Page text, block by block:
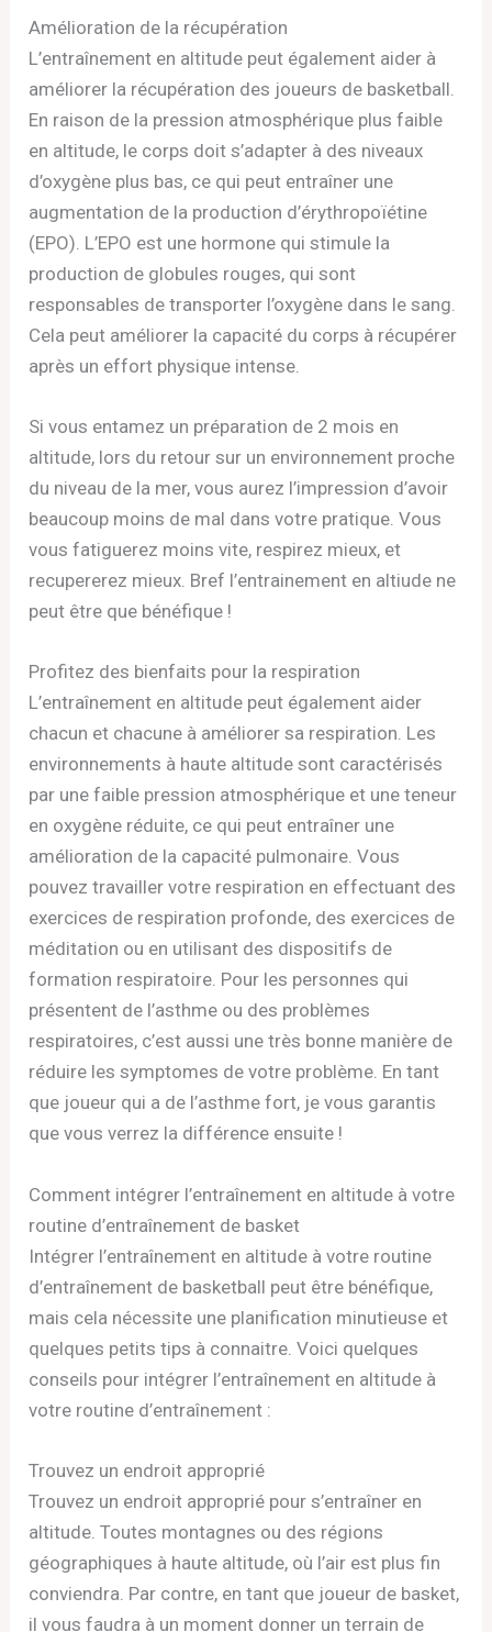
Amélioration de la récupération
L’entraînement en altitude peut également aider à
améliorer la récupération des joueurs de basketball.
En raison de la pression atmosphérique plus faible
en altitude, le corps doit s’adapter à des niveaux
d’oxygène plus bas, ce qui peut entraîner une
augmentation de la production d’érythropoïétine
(EPO). L’EPO est une hormone qui stimule la
production de globules rouges, qui sont
responsables de transporter l’oxygène dans le sang.
Cela peut améliorer la capacité du corps à récupérer
après un effort physique intense.
Si vous entamez un préparation de 2 mois en
altitude, lors du retour sur un environnement proche
du niveau de la mer, vous aurez l’impression d’avoir
beaucoup moins de mal dans votre pratique. Vous
vous fatiguerez moins vite, respirez mieux, et
recupererez mieux. Bref l’entrainement en altiude ne
peut être que bénéfique !
Profitez des bienfaits pour la respiration
L’entraînement en altitude peut également aider
chacun et chacune à améliorer sa respiration. Les
environnements à haute altitude sont caractérisés
par une faible pression atmosphérique et une teneur
en oxygène réduite, ce qui peut entraîner une
amélioration de la capacité pulmonaire. Vous
pouvez travailler votre respiration en effectuant des
exercices de respiration profonde, des exercices de
méditation ou en utilisant des dispositifs de
formation respiratoire. Pour les personnes qui
présentent de l’asthme ou des problèmes
respiratoires, c’est aussi une très bonne manière de
réduire les symptomes de votre problème. En tant
que joueur qui a de l’asthme fort, je vous garantis
que vous verrez la différence ensuite !
Comment intégrer l’entraînement en altitude à votre
routine d’entraînement de basket
Intégrer l’entraînement en altitude à votre routine
d’entraînement de basketball peut être bénéfique,
mais cela nécessite une planification minutieuse et
quelques petits tips à connaitre. Voici quelques
conseils pour intégrer l’entraînement en altitude à
votre routine d’entraînement :
Trouvez un endroit approprié
Trouvez un endroit approprié pour s’entraîner en
altitude. Toutes montagnes ou des régions
géographiques à haute altitude, où l’air est plus fin
conviendra. Par contre, en tant que joueur de basket,
il vous faudra à un moment donner un terrain de